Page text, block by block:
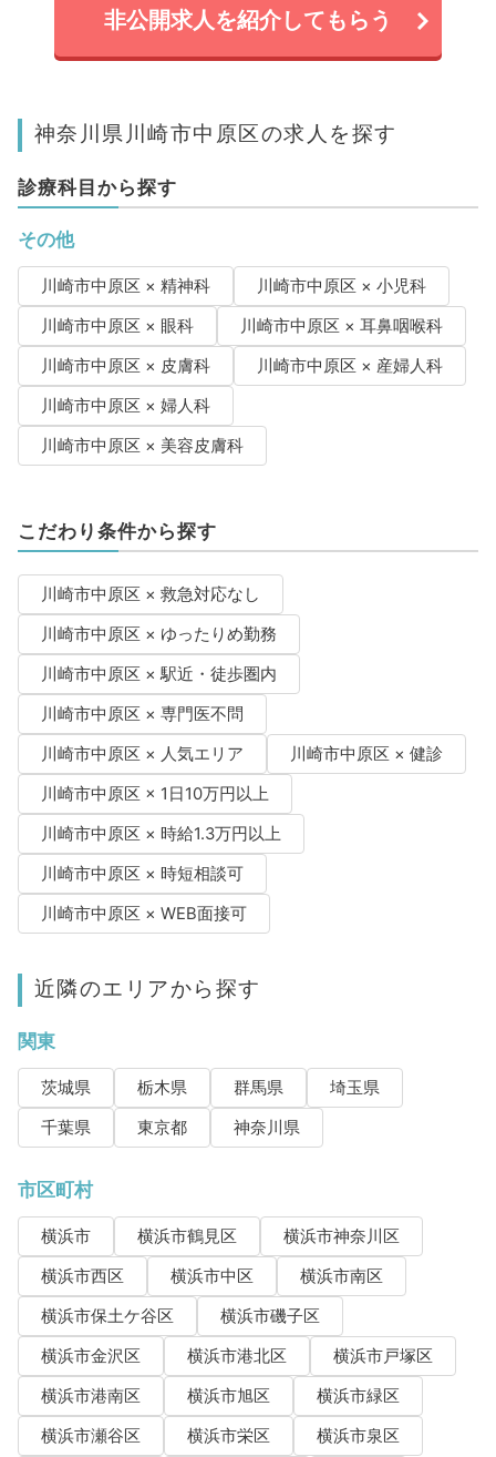
非公開求人を紹介してもらう
神奈川県川崎市中原区の求人を探す
診療科目から探す
その他
川崎市中原区 × 精神科
川崎市中原区 × 小児科
川崎市中原区 × 眼科
川崎市中原区 × 耳鼻咽喉科
川崎市中原区 × 皮膚科
川崎市中原区 × 産婦人科
川崎市中原区 × 婦人科
川崎市中原区 × 美容皮膚科
こだわり条件から探す
川崎市中原区 × 救急対応なし
川崎市中原区 × ゆったりめ勤務
川崎市中原区 × 駅近・徒歩圏内
川崎市中原区 × 専門医不問
川崎市中原区 × 人気エリア
川崎市中原区 × 健診
川崎市中原区 × 1日10万円以上
川崎市中原区 × 時給1.3万円以上
川崎市中原区 × 時短相談可
川崎市中原区 × WEB面接可
近隣のエリアから探す
関東
茨城県 栃木県 群馬県
埼玉県
千葉県
東京都 神奈川県
市区町村
横浜市 横浜市鶴見区
横浜市神奈川区
横浜市西区
横浜市中区
横浜市南区
横浜市保土ケ谷区
横浜市磯子区
横浜市金沢区
横浜市港北区
横浜市戸塚区
横浜市港南区
横浜市旭区
横浜市緑区
横浜市瀬谷区
横浜市栄区
横浜市泉区